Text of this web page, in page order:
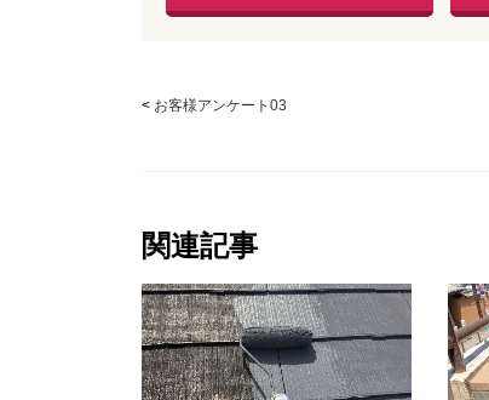
< お客様アンケート03
関連記事